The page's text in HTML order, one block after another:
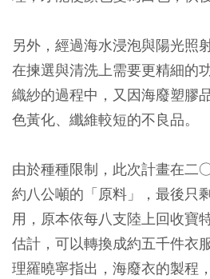
另外，經過海水浸泡與陽光照
在揀選與清洗上需要更精細的
織紗的過程中，又因海廢塑膠
色黃化、纖維較短的不良品。
由於種種限制，此次計畫在二
約八公噸的「原料」，最後只
用，原本依每八支陸上回收寶
估計，可以轉換成約五千件衣
理羅曉寧指出，海廢衣的製程